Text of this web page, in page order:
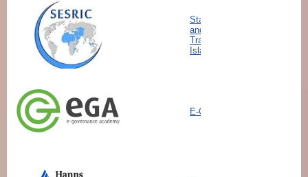
Statictical, Economic
and Social Research and
Training Centre for
Islamic Countries
E-Governance Academy